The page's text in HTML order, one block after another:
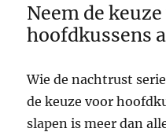
Neem de
hoofdkussens
Wie de nachtrust
de keuze voor
slapen is meer dan